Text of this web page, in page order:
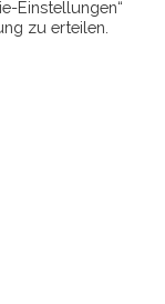
Einstellungen“
zu erteilen.